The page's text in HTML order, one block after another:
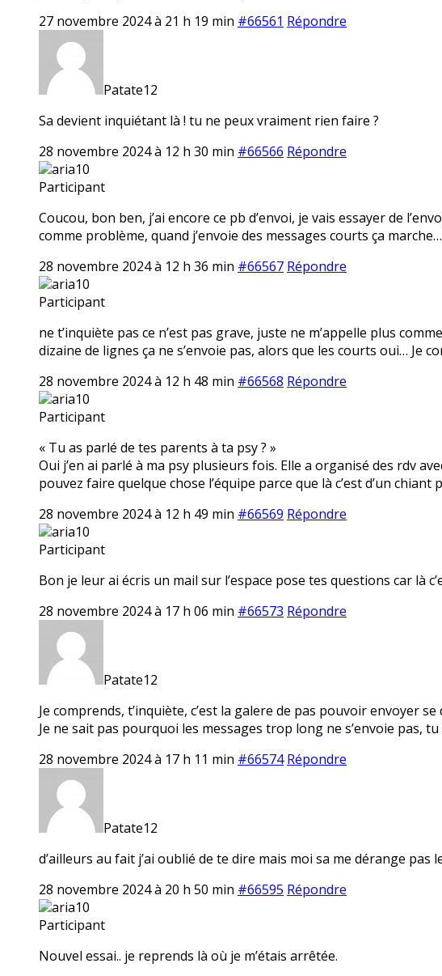
27 novembre 2024 à 21 h 19 min #66561 Répondre
Patate12
Sa devient inquiétant là ! tu ne peux vraiment rien faire ?
28 novembre 2024 à 12 h 30 min #66566 Répondre
aria10
Participant
Coucou, bon ben, j’ai encore ce pb d’envoi, je vais essayer de
comme problème, quand j’envoie des messages courts ça
28 novembre 2024 à 12 h 36 min #66567 Répondre
aria10
Participant
ne t’inquiète pas ce n’est pas grave, juste ne m’appelle plus
dizaine de lignes ça ne s’envoie pas, alors que les courts oui… Je
28 novembre 2024 à 12 h 48 min #66568 Répondre
aria10
Participant
« Tu as parlé de tes parents à ta psy ? »
Oui j’en ai parlé à ma psy plusieurs fois. Elle a organisé des rdv
pouvez faire quelque chose l’équipe parce que là c’est d’un chiant
28 novembre 2024 à 12 h 49 min #66569 Répondre
aria10
Participant
Bon je leur ai écris un mail sur l’espace pose tes questions car là
28 novembre 2024 à 17 h 06 min #66573 Répondre
Patate12
Je comprends, t’inquiète, c’est la galere de pas pouvoir envoyer se
Je ne sait pas pourquoi les messages trop long ne s’envoie pas,
28 novembre 2024 à 17 h 11 min #66574 Répondre
Patate12
d’ailleurs au fait j’ai oublié de te dire mais moi sa me dérange
28 novembre 2024 à 20 h 50 min #66595 Répondre
aria10
Participant
Nouvel essai.. je reprends là où je m’étais arrêtée.